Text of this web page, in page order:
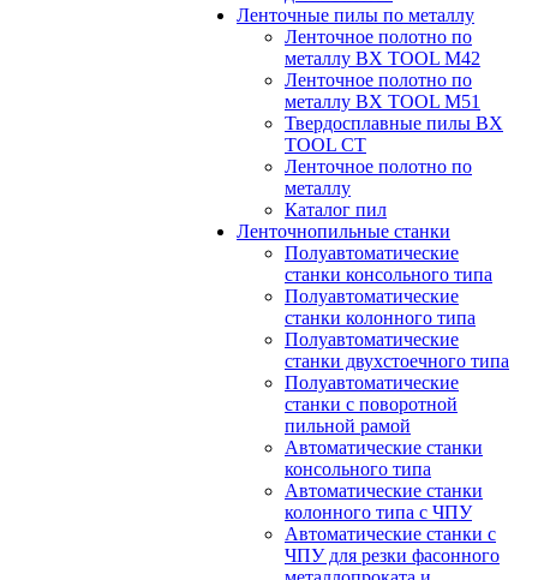
Ленточные пилы по металлу
Ленточное полотно по
металлу BX TOOL M42
Ленточное полотно по
металлу BX TOOL M51
Твердосплавные пилы BX
TOOL CT
Ленточное полотно по
металлу
Каталог пил
Ленточнопильные станки
Полуавтоматические
станки консольного типа
Полуавтоматические
станки колонного типа
Полуавтоматические
станки двухстоечного типа
Полуавтоматические
станки с поворотной
пильной рамой
Автоматические станки
консольного типа
Автоматические станки
колонного типа с ЧПУ
Автоматические станки с
ЧПУ для резки фасонного